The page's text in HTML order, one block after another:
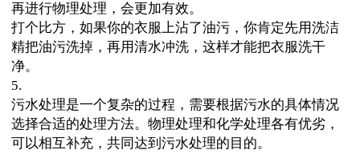
再进行物理处理，会更加有效。
打个比方，如果你的衣服上沾了油污，你肯定先用洗洁
精把油污洗掉，再用清水冲洗，这样才能把衣服洗干
净。
5.
污水处理是一个复杂的过程，需要根据污水的具体情况
选择合适的处理方法。物理处理和化学处理各有优劣，
可以相互补充，共同达到污水处理的目的。